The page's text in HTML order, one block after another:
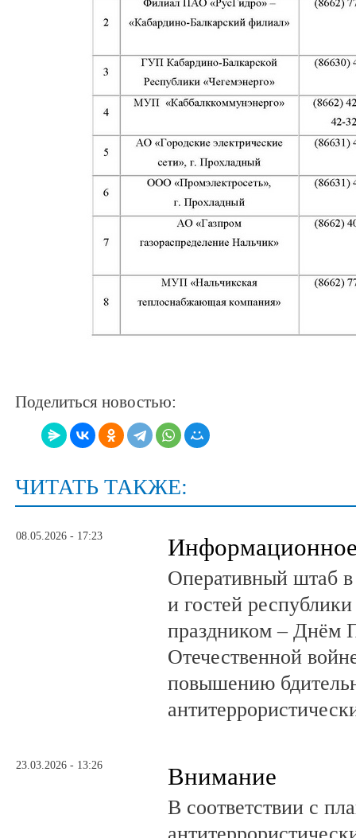
Поделиться новостью:
ЧИТАТЬ ТАКЖЕ:
08.05.2026 - 17:23
Оперативный штаб
и гостей
праздником – Днём
Отечественной
повышению
23.03.2026 - 13:26 Внимание
В соответствии с